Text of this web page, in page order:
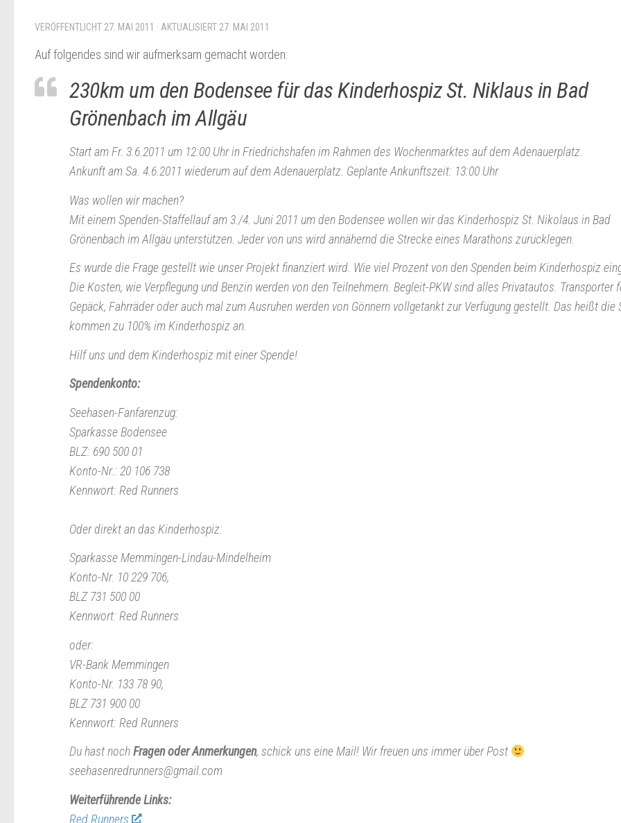
VERÖFFENTLICHT 27. MAI 2011 · AKTUALISIERT 27. MAI 2011
Auf folgendes sind wir aufmerksam gemacht worden:
230km um den Bodensee für das Kinderhospiz St. Niklaus in Bad
Grönenbach im Allgäu
Start am Fr. 3.6.2011 um 12:00 Uhr in Friedrichshafen im Rahmen des Wochenmarktes auf dem Adenauerplatz.
Ankunft am Sa. 4.6.2011 wiederum auf dem Adenauerplatz. Geplante Ankunftszeit: 13:00 Uhr
Was wollen wir machen?
Mit einem Spenden-Staffellauf am 3./4. Juni 2011 um den Bodensee wollen wir das Kinderhospiz St. Nikolaus in Bad
Grönenbach im Allgäu unterstützen. Jeder von uns wird annähernd die Strecke eines Marathons zurücklegen.
Es wurde die Frage gestellt wie unser Projekt finanziert wird. Wie viel Prozent von den Spenden beim Kinderhospiz
Die Kosten, wie Verpflegung und Benzin werden von den Teilnehmern. Begleit-PKW sind alles Privatautos. Transporter
Gepäck, Fahrräder oder auch mal zum Ausruhen werden von Gönnern vollgetankt zur Verfügung gestellt. Das heißt die
kommen zu 100% im Kinderhospiz an.
Hilf uns und dem Kinderhospiz mit einer Spende!
Spendenkonto:
Seehasen-Fanfarenzug:
Sparkasse Bodensee
BLZ: 690 500 01
Konto-Nr.: 20 106 738
Kennwort: Red Runners
Oder direkt an das Kinderhospiz:
Sparkasse Memmingen-Lindau-Mindelheim
Konto-Nr. 10 229 706,
BLZ 731 500 00
Kennwort: Red Runners
oder:
VR-Bank Memmingen
Konto-Nr. 133 78 90,
BLZ 731 900 00
Kennwort: Red Runners
Du hast nochFragen oder Anmerkungen, schick uns eine Mail! Wir freuen uns immer über Post
seehasenredrunners@gmail.com
Weiterführende Links:
Red Runners